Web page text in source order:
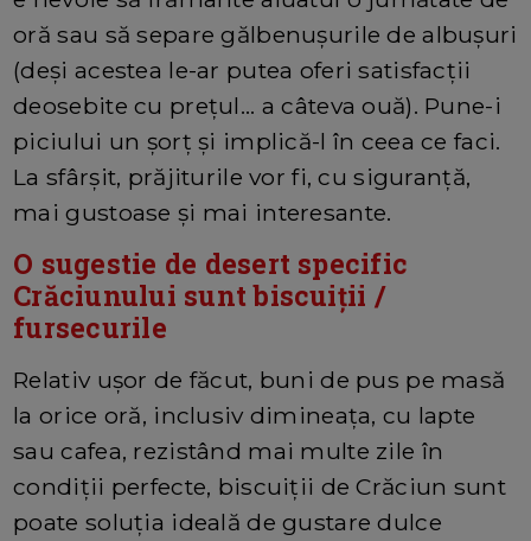
oră sau să separe gălbenușurile de albușuri
(deși acestea le-ar putea oferi satisfacții
deosebite cu prețul... a câteva ouă). Pune-i
piciului un șorț și implică-l în ceea ce faci.
La sfârșit, prăjiturile vor fi, cu siguranță,
mai gustoase și mai interesante.
O sugestie de desert specific
Crăciunului sunt biscuiții /
fursecurile
Relativ ușor de făcut, buni de pus pe masă
la orice oră, inclusiv dimineața, cu lapte
sau cafea, rezistând mai multe zile în
condiții perfecte, biscuiții de Crăciun sunt
poate soluția ideală de gustare dulce